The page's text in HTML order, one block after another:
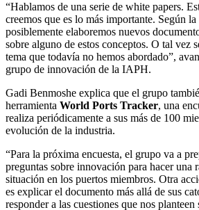
“Hablamos de una serie de white papers.
creemos que es lo más importante. Según
posiblemente elaboremos nuevos
sobre alguno de estos conceptos. O tal vez
tema que todavía no hemos abordado”,
grupo de innovación de la IAPH.
Gadi Benmoshe explica que el grupo
herramienta World Ports Tracker, una
realiza periódicamente a sus más de 100
evolución de la industria.
“Para la próxima encuesta, el grupo va a
preguntas sobre innovación para hacer una
situación en los puertos miembros. Otra
es explicar el documento más allá de sus
responder a las cuestiones que nos planteen